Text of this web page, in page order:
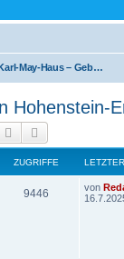
Karl-May-Haus – Geburtshaus in Hohenstein-Ernstthal / Förderverein
Hohenstein-
Suche
ZUGRIFFE
9446 von